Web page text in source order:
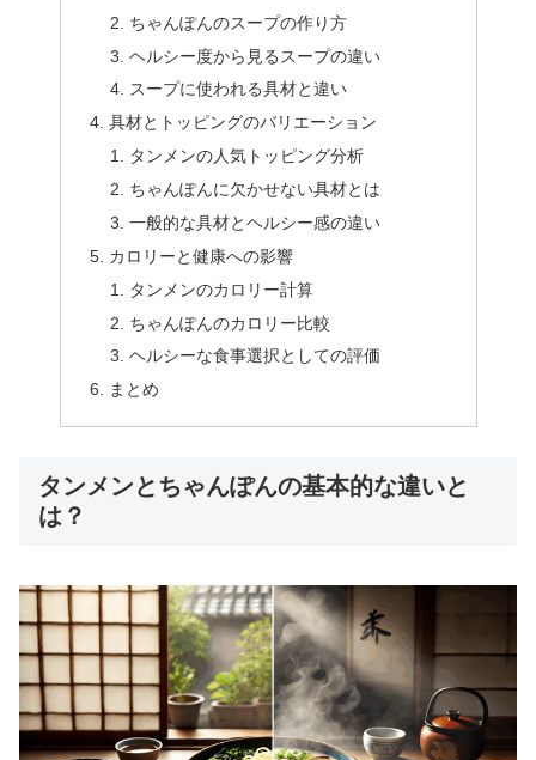
ちゃんぽんのスープの作り方
ヘルシー度から見るスープの違い
スープに使われる具材と違い
具材とトッピングのバリエーション
タンメンの人気トッピング分析
ちゃんぽんに欠かせない具材とは
一般的な具材とヘルシー感の違い
カロリーと健康への影響
タンメンのカロリー計算
ちゃんぽんのカロリー比較
ヘルシーな食事選択としての評価
まとめ
タンメンとちゃんぽんの基本的な違いと
は？